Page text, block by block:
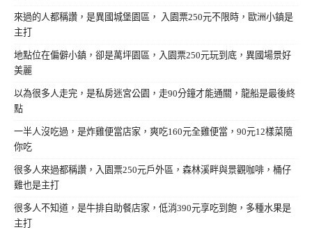
來過的人都稱讚，是異國城堡園區， 入園票250元不限時，歐洲小鎮是
主打
地點位在偏僻小鎮，卻是萬坪園區，入園票250元玩到底，異國場景好
美麗
以為很多人走完，是私房迷宮公園，走90分鐘才能通關，龍船是最後終
點
一半人沒吃過，是炸雞便當店家，爽吃160元全雞便當，90元12樣菜隨
你吃
很多人來過都稱讚，入園票250元戶外區，森林溪畔與景觀咖啡，桶仔
雞也是主打
很多人不知道，是牛排自助餐店家，低消390元享吃到飽，多種水果是
主打